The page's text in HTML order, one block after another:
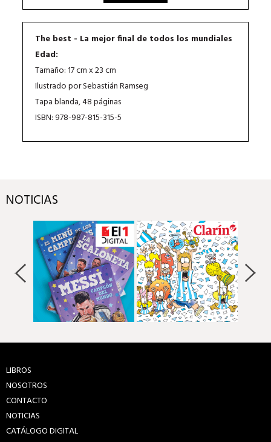
The best - La mejor final de todos los mundiales
Edad:
Tamaño: 17 cm x 23 cm
Ilustrado por Sebastián Ramseg
Tapa blanda, 48 páginas
ISBN: 978-987-815-315-5
NOTICIAS
LIBROS
NOSOTROS
CONTACTO
NOTICIAS
CATÁLOGO DIGITAL